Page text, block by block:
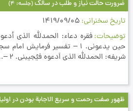
ضرورت حالت نیاز و طلب در سالک(جلسه: 4)
تاریخ سخنرانی 1419/09/05
توضیحات فقره دعاء: الحمدلله الذي
حين يدعوني. 1 – تفسير فرمايش
شريفه: الحمدلله الذي اَدعوه فيُجيبني. 2 –...
ظهور صفت رحمت و سریع الاجابة بودن در